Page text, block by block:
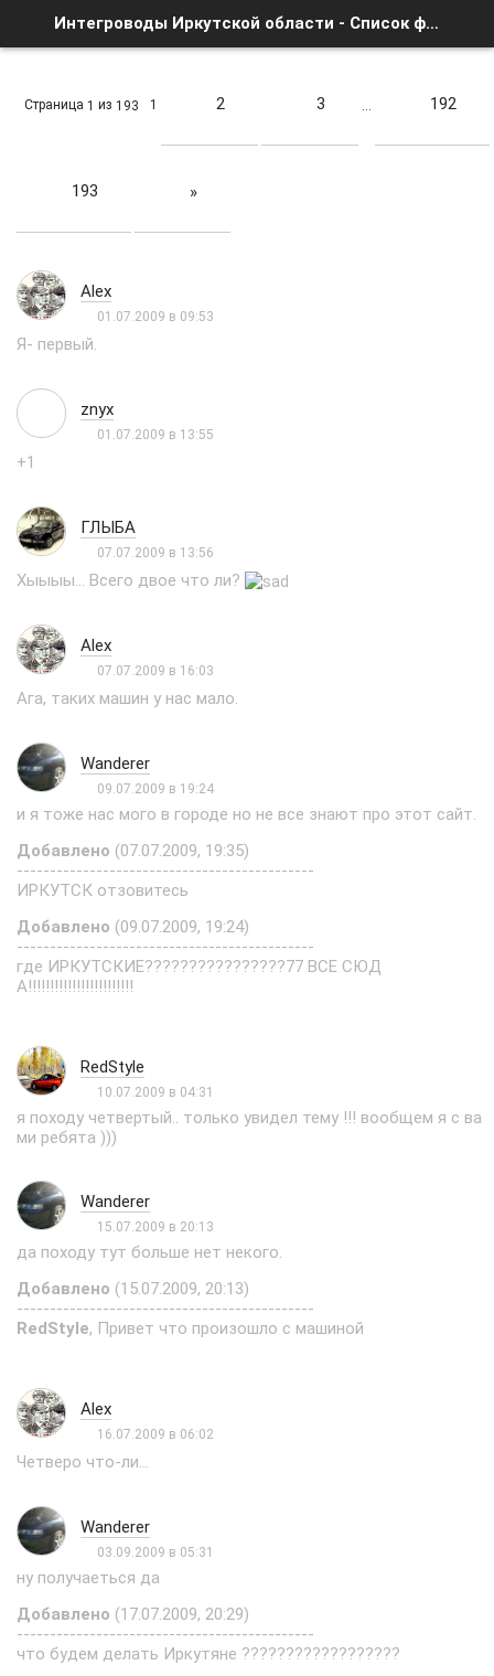
Интегроводы Иркутской области - Список форумов
Страница 1 из 193 1 2 3 … 192
193 »
Alex
01.07.2009 в 09:53
Я- первый.
znyx
01.07.2009 в 13:55
+1
ГЛЫБА
07.07.2009 в 13:56
Хыыыы... Всего двое что ли?
Alex
07.07.2009 в 16:03
Ага, таких машин у нас мало.
Wanderer
09.07.2009 в 19:24
и я тоже нас мого в городе но не все знают про этот сайт.
Добавлено (07.07.2009, 19:35)
---------------------------------------------
ИРКУТСК отзовитесь
Добавлено (09.07.2009, 19:24)
---------------------------------------------
где ИРКУТСКИЕ????????????????77 ВСЕ СЮД
А!!!!!!!!!!!!!!!!!!!!!!!!
RedStyle
10.07.2009 в 04:31
я походу четвертый.. только увидел тему !!! вообщем я с ва
ми ребята )))
Wanderer
15.07.2009 в 20:13
да походу тут больше нет некого.
Добавлено (15.07.2009, 20:13)
---------------------------------------------
RedStyle, Привет что произошло с машиной
Alex
16.07.2009 в 06:02
Четверо что-ли...
Wanderer
03.09.2009 в 05:31
ну получаеться да
Добавлено (17.07.2009, 20:29)
---------------------------------------------
что будем делать Иркутяне ??????????????????